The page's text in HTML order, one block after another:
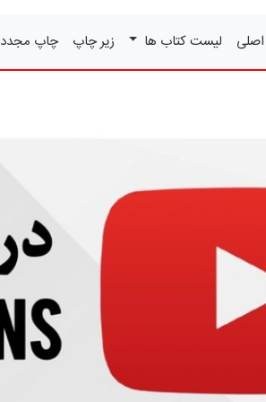
لیست کتاب ها زیر چاپ چاپ مجدد